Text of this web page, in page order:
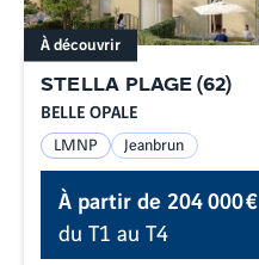
STELLA PLAGE (62)
BELLE OPALE
À découvrir
LMNP Jeanbrun
À partir de204 000 €
du T1 au T4